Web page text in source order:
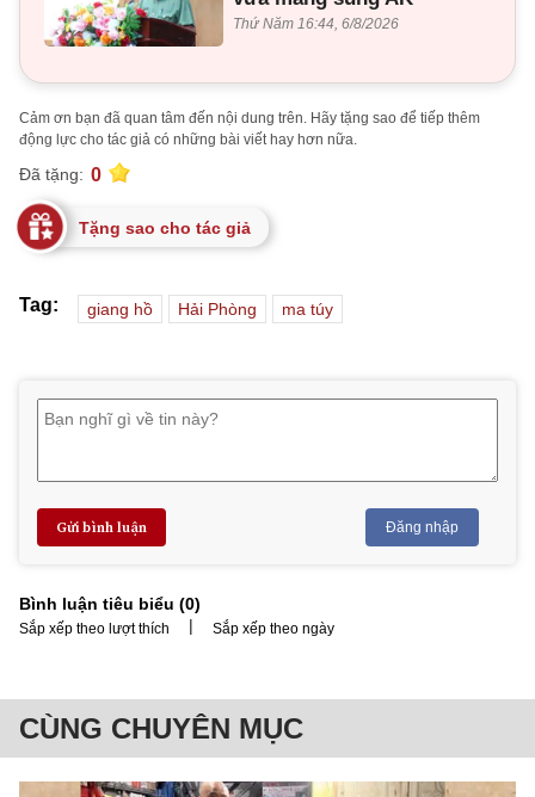
Thứ Năm 16:44, 6/8/2026
Cảm ơn bạn đã quan tâm đến nội dung trên. Hãy tặng sao để tiếp thêm
động lực cho tác giả có những bài viết hay hơn nữa.
Đã tặng: 0
Tặng sao cho tác giả
Tag: giang hồ Hải Phòng ma túy
Gửi bình luận Đăng nhập
Bình luận tiêu biểu (0)
Sắp xếp theo lượt thích | Sắp xếp theo ngày
CÙNG CHUYÊN MỤC